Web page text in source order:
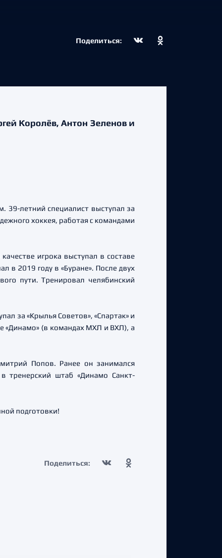
Поделиться:
Королёв, Антон Зеленов и
летний специалист выступал за
хоккея, работая с командами
игрока выступал в составе
в 2019 году в «Буране». После двух
пути. Тренировал челябинский
за «Крылья Советов», «Спартак» и
«Динамо» (в командах МХЛ и ВХЛ), а
Попов. Ранее он занимался
тренерский штаб «Динамо Санкт-
подготовки!
Поделиться: